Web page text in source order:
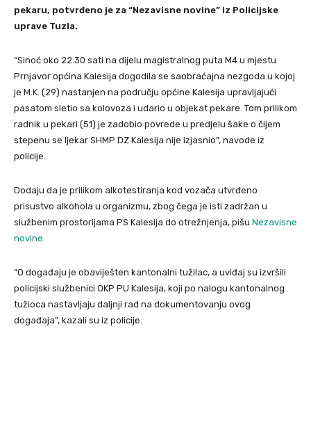
pekaru, potvrđeno je za “Nezavisne novine” iz Policijske
uprave Tuzla.
“Sinoć oko 22.30 sati na dijelu magistralnog puta M4 u mjestu
Prnjavor općina Kalesija dogodila se saobraćajna nezgoda u kojoj
je M.K. (29) nastanjen na području općine Kalesija upravljajući
pasatom sletio sa kolovoza i udario u objekat pekare. Tom prilikom
radnik u pekari (51) je zadobio povrede u predjelu šake o čijem
stepenu se ljekar SHMP DZ Kalesija nije izjasnio”, navode iz
policije.
Dodaju da je prilikom alkotestiranja kod vozača utvrđeno
prisustvo alkohola u organizmu, zbog čega je isti zadržan u
službenim prostorijama PS Kalesija do otrežnjenja, pišu Nezavisne
novine.
“O događaju je obaviješten kantonalni tužilac, a uviđaj su izvršili
policijski službenici OKP PU Kalesija, koji po nalogu kantonalnog
tužioca nastavljaju daljnji rad na dokumentovanju ovog
događaja”, kazali su iz policije.